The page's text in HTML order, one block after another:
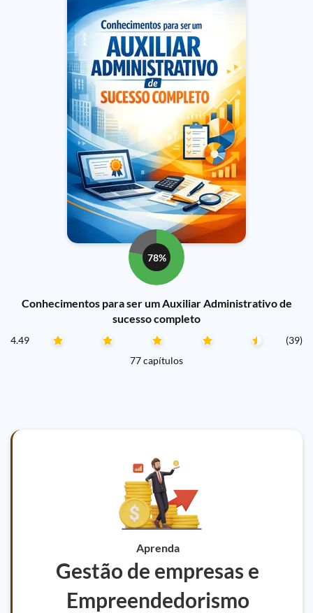
78%
Conhecimentos para ser um Auxiliar Administrativo de
sucesso completo
4.49
(39)
77 capítulos
Aprenda
Gestão de empresas e
Empreendedorismo